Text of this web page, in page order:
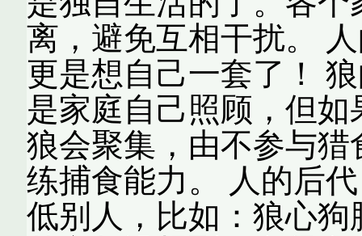
离，避免互相干扰。
更是想自己一套了！
是家庭自己照顾，但
狼会聚集，由不参与
练捕食能力。 人的后
低别人，比如：狼心